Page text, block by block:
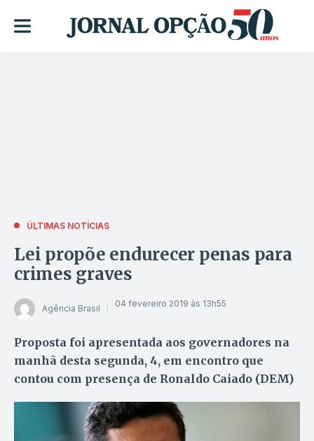
ÚLTIMAS NOTÍCIAS
Lei propõe endurecer penas para
crimes graves
Agência Brasil 04 fevereiro 2019 às 13h55
Proposta foi apresentada aos governadores na
manhã desta segunda, 4, em encontro que
contou com presença de Ronaldo Caiado (DEM)